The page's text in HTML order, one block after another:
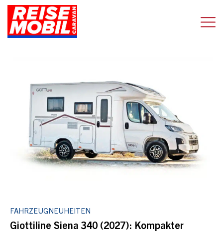
FAHRZEUGNEUHEITEN
Giottiline Siena 340 (2027): Kompakter